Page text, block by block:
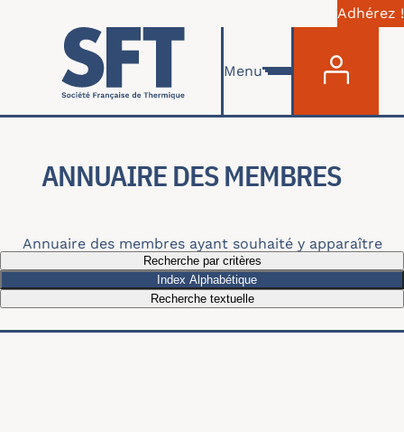
Aller au contenu principal
Adhérez !
Menu
ANNUAIRE DES MEMBRES
Annuaire des membres ayant souhaité y apparaître
Recherche par critères
Index Alphabétique
Recherche textuelle